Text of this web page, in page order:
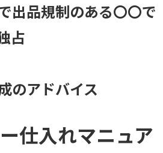
出品規制のある〇〇で
占
のアドバイス
仕入れマニュア